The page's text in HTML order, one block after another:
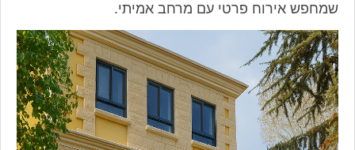
שמחפש אירוח פרטי עם מרחב אמיתי.